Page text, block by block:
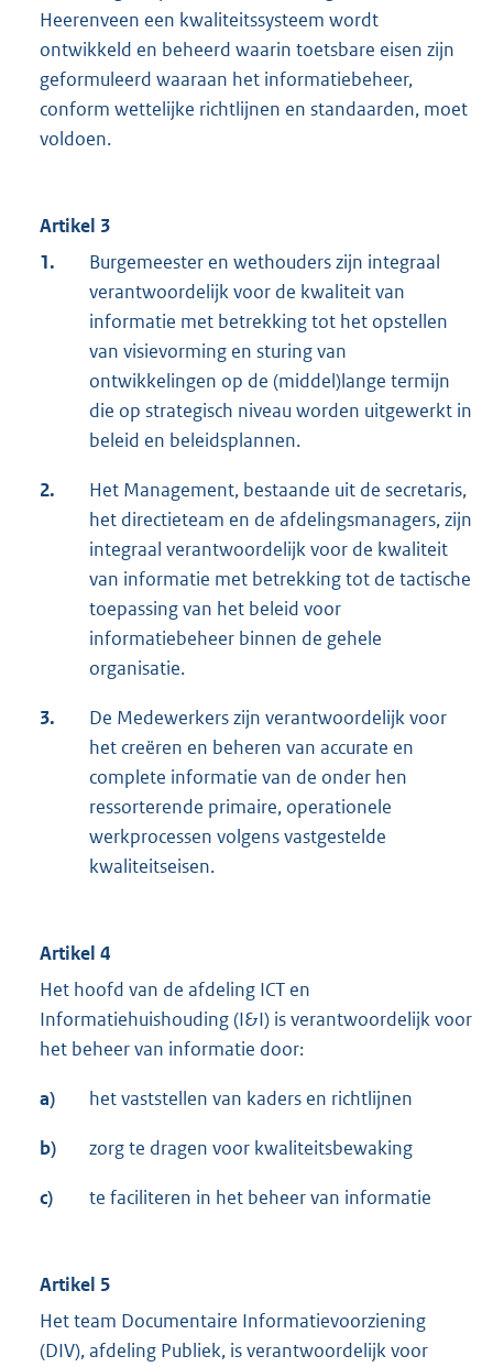
Heerenveen een kwaliteitssysteem wordt
ontwikkeld en beheerd waarin toetsbare eisen zijn
geformuleerd waaraan het informatiebeheer,
conform wettelijke richtlijnen en standaarden, moet
voldoen.
Artikel 3
1.
Burgemeester en wethouders zijn integraal
verantwoordelijk voor de kwaliteit van
informatie met betrekking tot het opstellen
van visievorming en sturing van
ontwikkelingen op de (middel)lange termijn
die op strategisch niveau worden uitgewerkt in
beleid en beleidsplannen.
2.
Het Management, bestaande uit de secretaris,
het directieteam en de afdelingsmanagers, zijn
integraal verantwoordelijk voor de kwaliteit
van informatie met betrekking tot de tactische
toepassing van het beleid voor
informatiebeheer binnen de gehele
organisatie.
3.
De Medewerkers zijn verantwoordelijk voor
het creëren en beheren van accurate en
complete informatie van de onder hen
ressorterende primaire, operationele
werkprocessen volgens vastgestelde
kwaliteitseisen.
Artikel 4
Het hoofd van de afdeling ICT en
Informatiehuishouding (I&I) is verantwoordelijk voor
het beheer van informatie door:
a) het vaststellen van kaders en richtlijnen
b) zorg te dragen voor kwaliteitsbewaking
c) te faciliteren in het beheer van informatie
Artikel 5
Het team Documentaire Informatievoorziening
(DIV), afdeling Publiek, is verantwoordelijk voor